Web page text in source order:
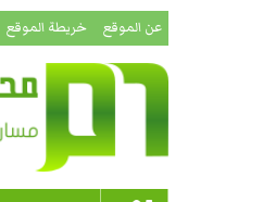
عن الموقع خريطة الموقع